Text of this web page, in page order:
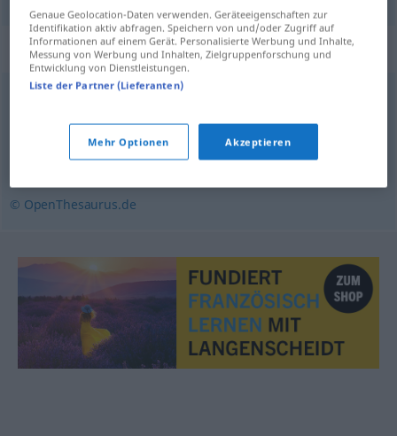
Synonyme für "Reportage"
Dokumentarbericht,Dokumentation,Bericht
Tatsachenbericht
© OpenThesaurus.de
Genaue Geolocation-Daten verwenden. Geräteeigenschaften zur
Identifikation aktiv abfragen. Speichern von und/oder Zugriff auf
Informationen auf einem Gerät. Personalisierte Werbung und Inhalte,
Messung von Werbung und Inhalten, Zielgruppenforschung und
Entwicklung von Dienstleistungen.
Liste der Partner (Lieferanten)
Mehr Optionen Akzeptieren